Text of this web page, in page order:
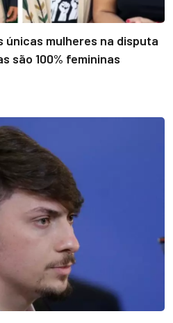
únicas mulheres na disputa
são 100% femininas